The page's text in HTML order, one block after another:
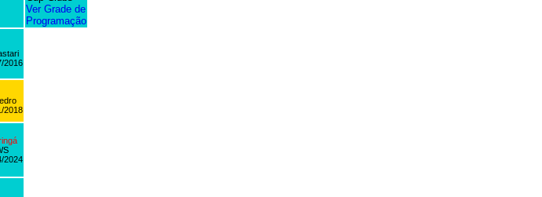
Ver Grade de
Programação
2016
2018
2024